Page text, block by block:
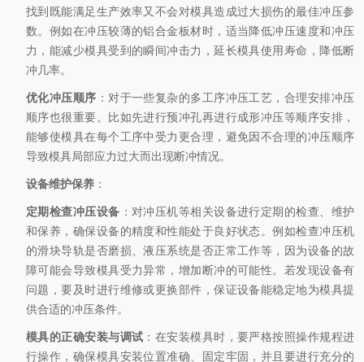
找到既能满足生产效率又不会对模具造成过大损伤的最佳冲压参
数。例如在冲压较薄的铝合金板材时，适当降低冲压速度和冲压
力，能减少模具受到的瞬间冲击力，延长模具使用寿命，降低断
冲几率。
优化冲压顺序 ：对于一些复杂的多工序冲压工艺，合理安排冲压
顺序也很重要。比如先进行预冲孔再进行成形冲压等顺序安排，
能够使模具在每个工序中受力更合理，避免因不合理的冲压顺序
导致模具局部应力过大而出现断冲情况。
设备维护保养 ：
定期检查冲压设备 ：对冲压机等相关设备进行定期的检查、维护
和保养，确保设备的精度和性能处于良好状态。例如检查冲压机
的滑块导轨是否磨损、液压系统是否正常工作等，因为设备的故
障可能会导致模具受力异常，增加断冲的可能性。若发现设备有
问题，要及时进行维修或更换部件，保证设备能稳定地为模具提
供合适的冲压条件。
模具的正确安装与调试 ：在安装模具时，要严格按照操作规程进
行操作，确保模具安装位置准确、固定牢固，并且要进行充分的